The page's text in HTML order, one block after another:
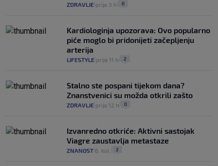
ZDRAVLJE prije 3 h 0
Kardiologinja upozorava: Ovo popularno
piće moglo bi pridonijeti začepljenju
arterija
LIFESTYLE prije 11 h 2
Stalno ste pospani tijekom dana?
Znanstvenici su možda otkrili zašto
ZDRAVLJE prije 12 h 0
Izvanredno otkriće: Aktivni sastojak
Viagre zaustavlja metastaze
ZNANOST 6. kol. 2